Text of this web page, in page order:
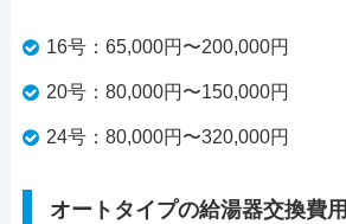
16号：65,000円〜200,000円
20号：80,000円〜150,000円
24号：80,000円〜320,000円
オートタイプの給湯器交換費用